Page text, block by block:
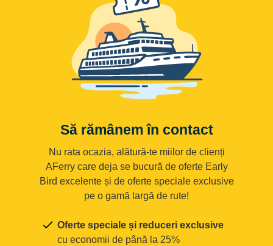
Să rămânem în contact
Nu rata ocazia, alătură-te miilor de clienți
AFerry care deja se bucură de oferte Early
Bird excelente și de oferte speciale exclusive
pe o gamă largă de rute!
Oferte speciale și reduceri exclusive
cu economii de până la 25%